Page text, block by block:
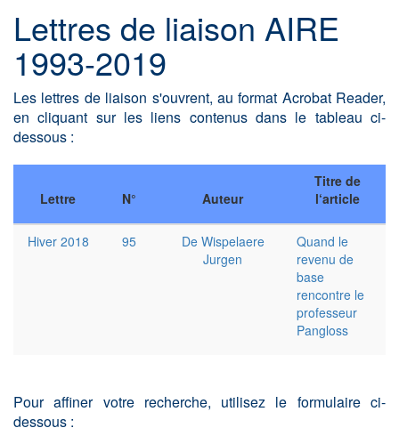
Lettres de liaison AIRE
1993-2019
Les lettres de liaison s'ouvrent, au format Acrobat Reader,
en cliquant sur les liens contenus dans le tableau ci-
dessous :
Lettre N° Auteur
Titre de
l‘article
Hiver 2018 95
De Wispelaere
Jurgen
Quand le
revenu de
base
rencontre le
professeur
Pangloss
Pour affiner votre recherche, utilisez le formulaire ci-
dessous :